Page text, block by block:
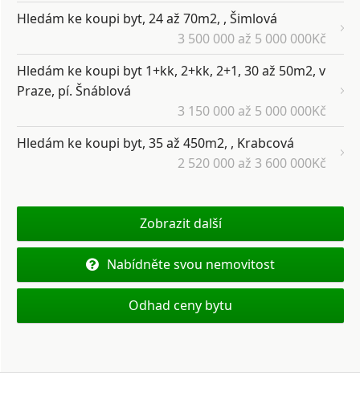
Hledám ke koupi byt, 24 až 70m2, , Šimlová
3 500 000 až 5 000 000Kč
Hledám ke koupi byt 1+kk, 2+kk, 2+1, 30 až 50m2, v
Praze, pí. Šnáblová
3 150 000 až 5 000 000Kč
Hledám ke koupi byt, 35 až 450m2, , Krabcová
2 520 000 až 3 600 000Kč
Zobrazit další
Nabídněte svou nemovitost
Odhad ceny bytu